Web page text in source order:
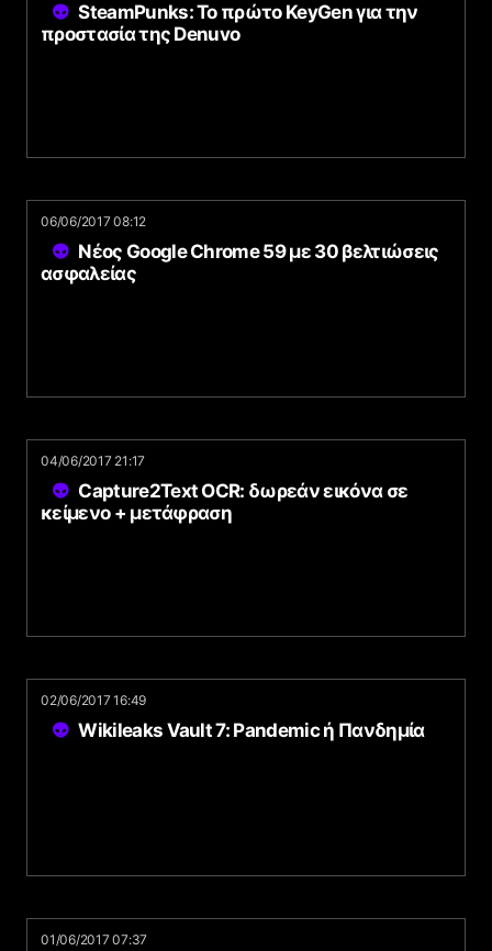
SteamPunks: Το πρώτο KeyGen για την
προστασία της Denuvo
06/06/2017 08:12
Νέος Google Chrome 59 με 30 βελτιώσεις
ασφαλείας
04/06/2017 21:17
Capture2Text OCR: δωρεάν εικόνα σε
κείμενο + μετάφραση
02/06/2017 16:49
Wikileaks Vault 7: Pandemic ή Πανδημία
01/06/2017 07:37